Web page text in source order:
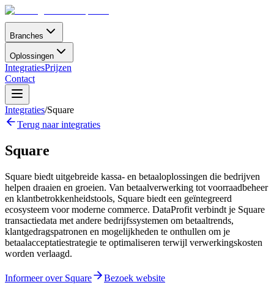
Branches
Oplossingen
IntegratiesPrijzen
Contact
Integraties/Square
Terug naar integraties
Square
Square biedt uitgebreide kassa- en betaaloplossingen die bedrijven
helpen draaien en groeien. Van betaalverwerking tot voorraadbeheer
en klantbetrokkenheidstools, Square biedt een geïntegreerd
ecosysteem voor moderne commerce. DataProfit verbindt je Square
transactiedata met andere bedrijfssystemen om betaaltrends,
klantgedragspatronen en mogelijkheden te onthullen om je
betaalacceptatiestrategie te optimaliseren terwijl verwerkingskosten
worden verlaagd.
Informeer over Square Bezoek website